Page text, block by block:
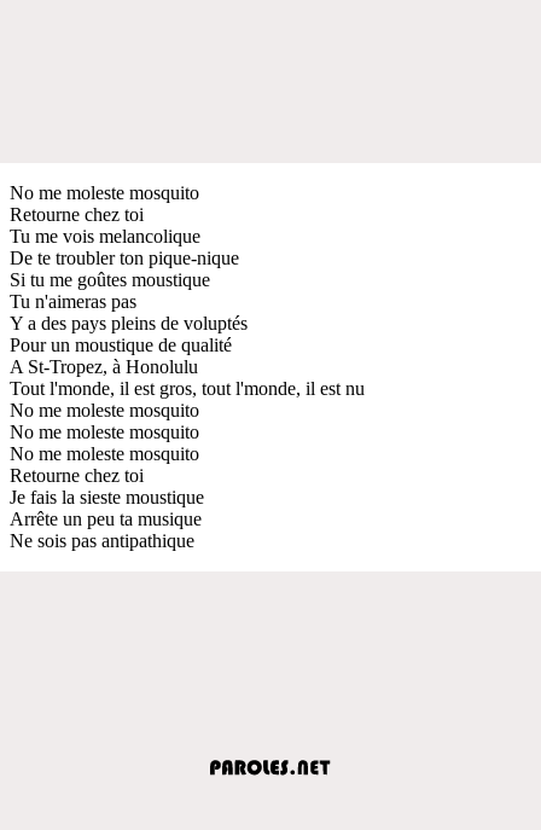
No me moleste mosquito
Retourne chez toi
Tu me vois melancolique
De te troubler ton pique-nique
Si tu me goûtes moustique
Tu n'aimeras pas
Y a des pays pleins de voluptés
Pour un moustique de qualité
A St-Tropez, à Honolulu
Tout l'monde, il est gros, tout l'monde, il est nu
No me moleste mosquito
No me moleste mosquito
No me moleste mosquito
Retourne chez toi
Je fais la sieste moustique
Arrête un peu ta musique
Ne sois pas antipathique